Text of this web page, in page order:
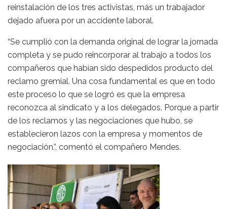
reinstalación de los tres activistas, más un trabajador
dejado afuera por un accidente laboral.
“Se cumplió con la demanda original de lograr la jornada
completa y se pudo reincorporar al trabajo a todos los
compañeros que habían sido despedidos producto del
reclamo gremial. Una cosa fundamental es que en todo
este proceso lo que se logró es que la empresa
reconozca al sindicato y a los delegados. Porque a partir
de los reclamos y las negociaciones que hubo, se
establecieron lazos con la empresa y momentos de
negociación.”, comentó el compañero Mendes.